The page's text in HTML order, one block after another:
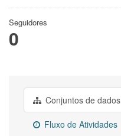
Seguidores
0
Conjuntos de dados
Fluxo de Atividades